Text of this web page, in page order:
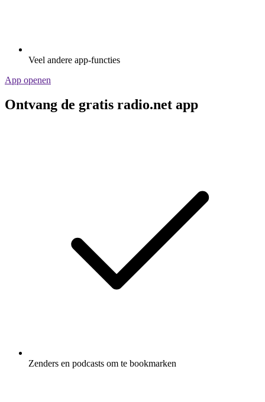
Veel andere app-functies
App openen
Ontvang de gratis radio.net app
Zenders en podcasts om te bookmarken